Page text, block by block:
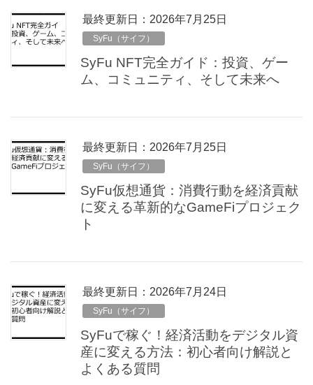
最終更新日：2026年7月25日
SyFu（サイフ）
SyFu NFT完全ガイド：投資、ゲー
ム、コミュニティ、そして未来へ
最終更新日：2026年7月25日
SyFu（サイフ）
SyFu仮想通貨：消費行動を経済貢献
に変える革新的なGameFiプロジェク
ト
最終更新日：2026年7月24日
SyFu（サイフ）
SyFuで稼ぐ！経済活動をデジタル資
産に変える方法：初心者向け解説と
よくある質問